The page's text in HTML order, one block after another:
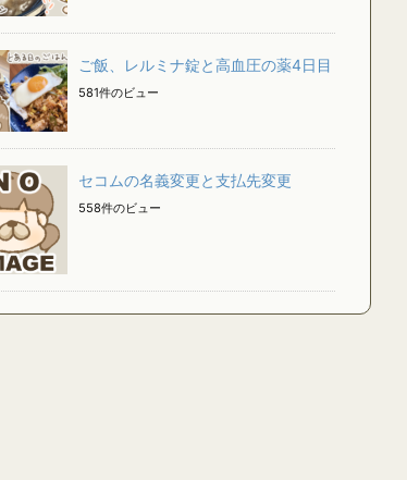
ご飯、レルミナ錠と高血圧の薬4日目
581件のビュー
セコムの名義変更と支払先変更
558件のビュー